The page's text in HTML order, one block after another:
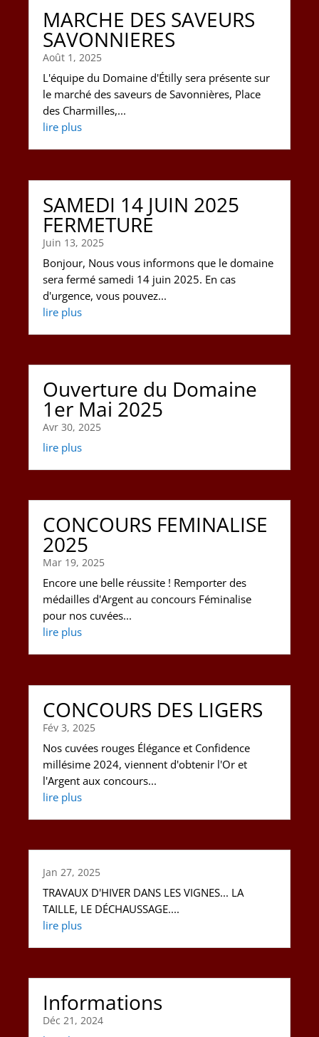
MARCHE DES SAVEURS
SAVONNIERES
Août 1, 2025
L'équipe du Domaine d'Étilly sera présente sur
le marché des saveurs de Savonnières, Place
des Charmilles,...
lire plus
SAMEDI 14 JUIN 2025
FERMETURE
Juin 13, 2025
Bonjour, Nous vous informons que le domaine
sera fermé samedi 14 juin 2025. En cas
d'urgence, vous pouvez...
lire plus
Ouverture du Domaine
1er Mai 2025
Avr 30, 2025
lire plus
CONCOURS FEMINALISE
2025
Mar 19, 2025
Encore une belle réussite ! Remporter des
médailles d'Argent au concours Féminalise
pour nos cuvées...
lire plus
CONCOURS DES LIGERS
Fév 3, 2025
Nos cuvées rouges Élégance et Confidence
millésime 2024, viennent d'obtenir l'Or et
l'Argent aux concours...
lire plus
Jan 27, 2025
TRAVAUX D'HIVER DANS LES VIGNES... LA
TAILLE, LE DÉCHAUSSAGE....
lire plus
Informations
Déc 21, 2024